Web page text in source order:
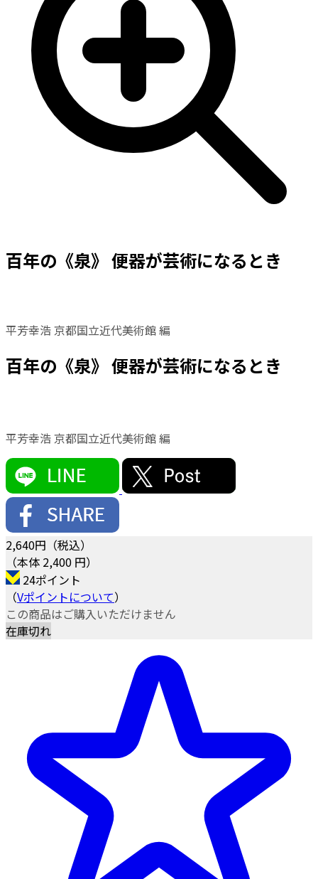
百年の《泉》 便器が芸術になるとき
平芳幸浩 京都国立近代美術館 編
百年の《泉》 便器が芸術になるとき
平芳幸浩 京都国立近代美術館 編
2,640円（税込）
（本体 2,400 円）
24ポイント
（Vポイントについて）
この商品はご購入いただけません
在庫切れ